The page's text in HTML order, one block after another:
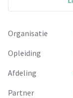
Organisatie
Opleiding
Afdeling
Partner